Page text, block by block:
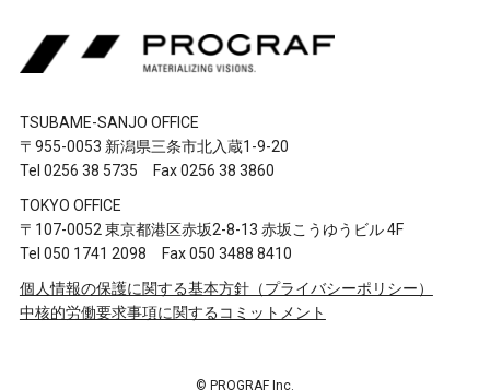
TSUBAME-SANJO OFFICE
〒955-0053 新潟県三条市北入蔵1-9-20
Tel 0256 38 5735 Fax 0256 38 3860
TOKYO OFFICE
〒107-0052 東京都港区赤坂2-8-13 赤坂こうゆうビル 4F
Tel 050 1741 2098 Fax 050 3488 8410
個人情報の保護に関する基本方針（プライバシーポリシー）
中核的労働要求事項に関するコミットメント
© PROGRAF Inc.